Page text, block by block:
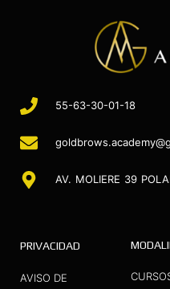
55-63-30-01-18
AV. MOLIERE 39
PRIVACIDAD
AVISO DE